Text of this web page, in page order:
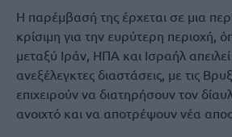
Η παρέμβασή της έρχεται σε μια
κρίσιμη για την ευρύτερη περιοχή,
μεταξύ Ιράν, ΗΠΑ και Ισραήλ
ανεξέλεγκτες διαστάσεις, με τις
επιχειρούν να διατηρήσουν τον
ανοιχτό και να αποτρέψουν νέα